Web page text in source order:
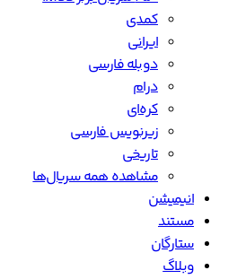
کمدی
ایرانی
دوبله فارسی
درام
کره‌ای
زیرنویس فارسی
تاریخی
مشاهده همه سریال‌ها
انیمیشن
مستند
ستارگان
وبلاگ